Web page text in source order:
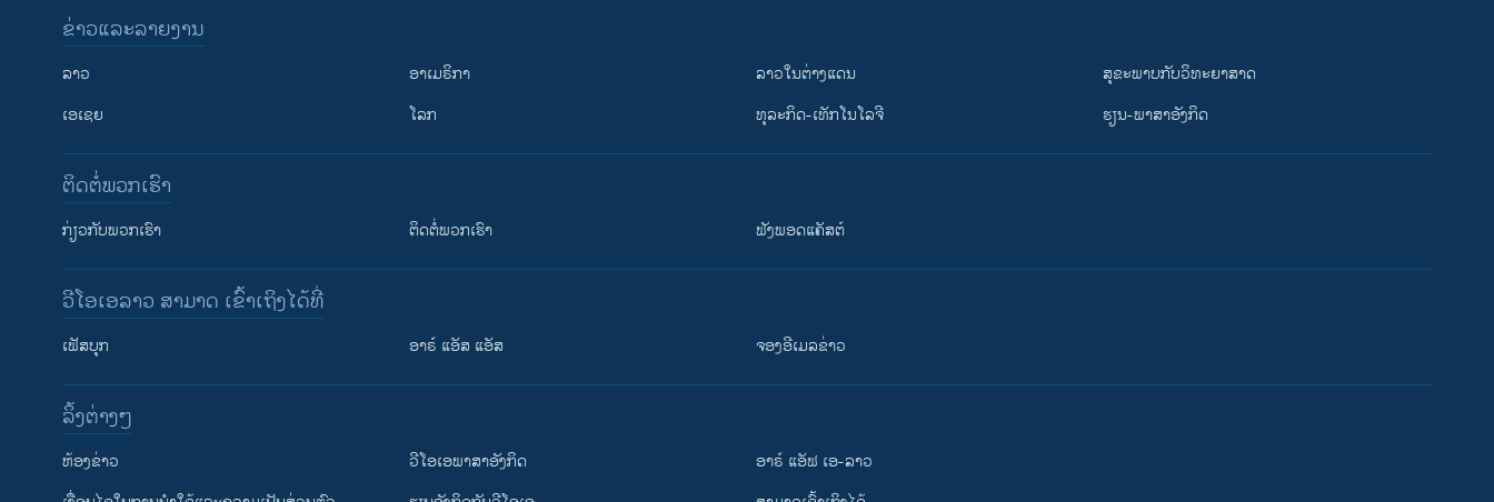
ຕິດຕາມພວກເຮົາ ທີ່
ຂ່າວແລະລາຍງານ
ລາວ
ເອເຊຍ
ອາເມຣິກາ
ໂລກ
ລາວໃນຕ່າງແດນ
ທຸລະກິດ-ເທັກໂນໂລຈີ
ສຸຂະພາບກັບວິທະຍາສາດ
ຮຽນ-ພາສາອັງກິດ
ຕິດຕໍ່ພວກເຮົາ
ກ່ຽວກັບພວກເຮົາ ຕິດຕໍ່ພວກເຮົາ ຟັງພອດແຄັສຕ໌
ວີໂອເອລາວ ສາມາດ ເຂົ້າເຖິງໄດ້ທີ່
ເຟັສບຸກ ອາຣ໌ ແອັສ ແອັສ ຈອງອີເມລຂ່າວ
​ລິ້ງ​ຕ່າງໆ
​ຫ້ອງ​ຂ່າວ
ວີ​ໂອ​ເອ​ພາ​ສາ​ອັງ​ກິດ
ອາຣ໌ ແອັຟ ເອ-ລາວ